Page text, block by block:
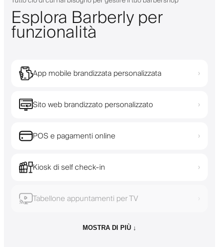
Esplora Barberly per
funzionalità
App mobile brandizzata personalizzata ›
Sito web brandizzato personalizzato ›
POS e pagamenti online ›
Kiosk di self check-in ›
Tabellone appuntamenti per TV ›
MOSTRA DI PIÙ ↓